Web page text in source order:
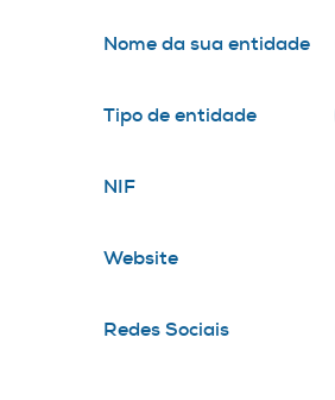
Nome da sua entidade
Tipo de entidade
NIF
Website
Redes Sociais